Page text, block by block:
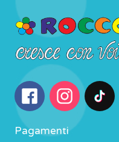
Pagamenti